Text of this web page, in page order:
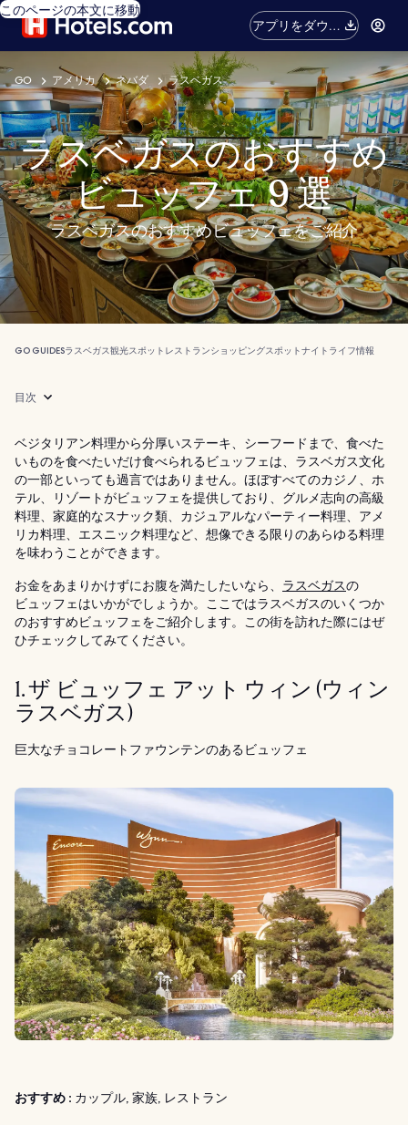
このページの本文に移動
アプリをダウン
ロード
GO アメリカ ネバダ ラスベガス
ラスベガスのおすすめ
ビュッフェ 9 選
ラスベガスのおすすめビュッフェをご紹介
GO GUIDESラスベガス観光スポット レストランショッピングスポットナイトライフ情報
目次
ベジタリアン料理から分厚いステーキ、シーフードまで、食べた
いものを食べたいだけ食べられるビュッフェは、ラスベガス文化
の一部といっても過言ではありません。ほぼすべてのカジノ、ホ
テル、リゾートがビュッフェを提供しており、グルメ志向の高級
料理、家庭的なスナック類、カジュアルなパーティー料理、アメ
リカ料理、エスニック料理など、想像できる限りのあらゆる料理
を味わうことができます。
お金をあまりかけずにお腹を満たしたいなら、 ラスベガスの
ビュッフェはいかがでしょうか。ここではラスベガスのいくつか
のおすすめビュッフェをご紹介します。この街を訪れた際にはぜ
ひチェックしてみてください。
1. ザ ビュッフェ アット ウィン (ウィン
ラスベガス)
巨大なチョコレートファウンテンのあるビュッフェ
おすすめ : カップル, 家族, レストラン